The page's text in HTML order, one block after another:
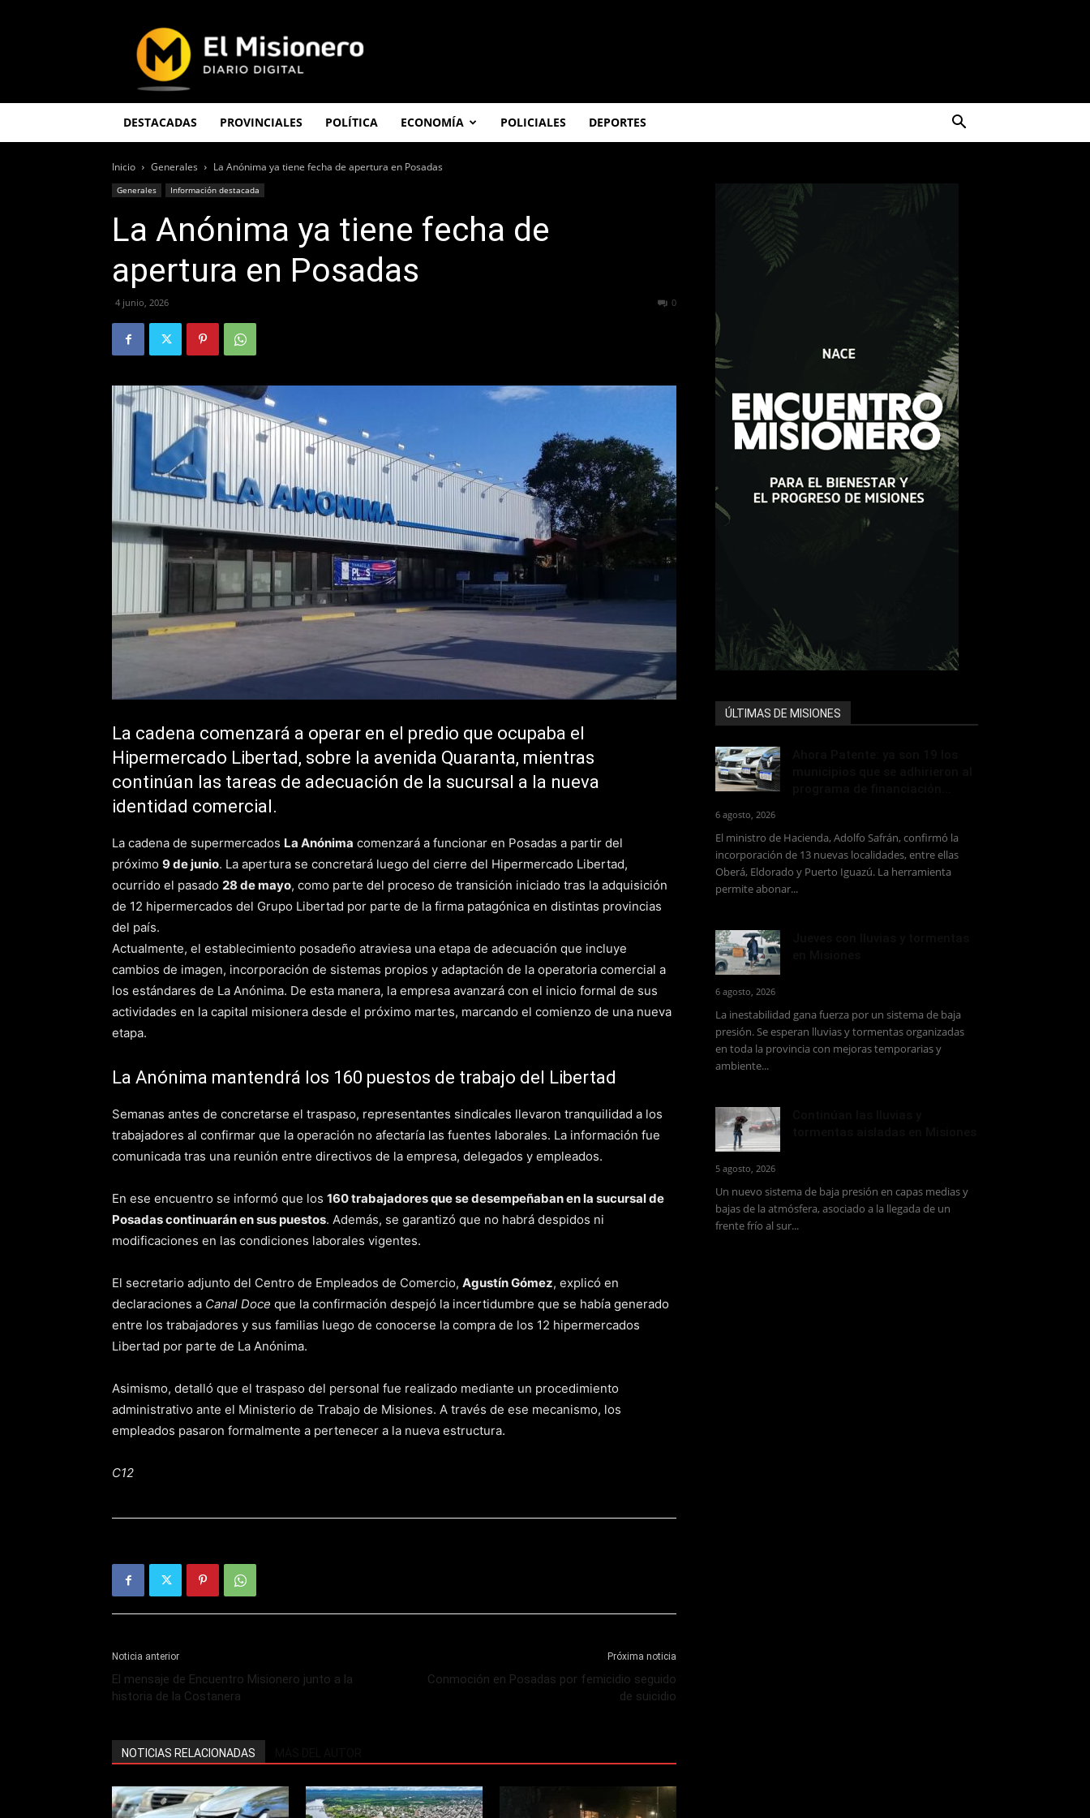
Misionero
DESTACADAS PROVINCIALES POLÍTICA ECONOMÍA POLICIALES DEPORTES
Inicio Generales La Anónima ya tiene fecha de apertura en Posadas
Generales Información destacada
La Anónima ya tiene fecha de
apertura en Posadas
4 junio, 2026 0
La cadena comenzará a operar en el predio que ocupaba el
Hipermercado Libertad, sobre la avenida Quaranta, mientras
continúan las tareas de adecuación de la sucursal a la nueva
identidad comercial.
La cadena de supermercados La Anónima comenzará a funcionar en Posadas a partir del
próximo 9 de junio. La apertura se concretará luego del cierre del Hipermercado Libertad,
ocurrido el pasado 28 de mayo, como parte del proceso de transición iniciado tras la adquisición
de 12 hipermercados del Grupo Libertad por parte de la firma patagónica en distintas provincias
del país.
Actualmente, el establecimiento posadeño atraviesa una etapa de adecuación que incluye
cambios de imagen, incorporación de sistemas propios y adaptación de la operatoria comercial a
los estándares de La Anónima. De esta manera, la empresa avanzará con el inicio formal de sus
actividades en la capital misionera desde el próximo martes, marcando el comienzo de una nueva
etapa.
La Anónima mantendrá los 160 puestos de trabajo del Libertad
Semanas antes de concretarse el traspaso, representantes sindicales llevaron tranquilidad a los
trabajadores al confirmar que la operación no afectaría las fuentes laborales. La información fue
comunicada tras una reunión entre directivos de la empresa, delegados y empleados.
En ese encuentro se informó que los 160 trabajadores que se desempeñaban en la sucursal de
Posadas continuarán en sus puestos. Además, se garantizó que no habrá despidos ni
modificaciones en las condiciones laborales vigentes.
El secretario adjunto del Centro de Empleados de Comercio, Agustín Gómez, explicó en
declaraciones a Canal Doce que la confirmación despejó la incertidumbre que se había generado
entre los trabajadores y sus familias luego de conocerse la compra de los 12 hipermercados
Libertad por parte de La Anónima.
Asimismo, detalló que el traspaso del personal fue realizado mediante un procedimiento
administrativo ante el Ministerio de Trabajo de Misiones. A través de ese mecanismo, los
empleados pasaron formalmente a pertenecer a la nueva estructura.
C12
Noticia anterior
El mensaje de Encuentro Misionero junto a la
historia de la Costanera
Próxima noticia
Conmoción en Posadas por femicidio seguido
de suicidio
NOTICIAS RELACIONADAS
ÚLTIMAS DE MISIONES
6 agosto, 2026
El ministro de Hacienda, Adolfo Safrán, confirmó la
incorporación de 13 nuevas localidades, entre ellas
Oberá, Eldorado y Puerto Iguazú. La herramienta
permite abonar...
6 agosto, 2026
La inestabilidad gana fuerza por un sistema de baja
presión. Se esperan lluvias y tormentas organizadas
en toda la provincia con mejoras temporarias y
ambiente...
5 agosto, 2026
Un nuevo sistema de baja presión en capas medias y
bajas de la atmósfera, asociado a la llegada de un
frente frío al sur...